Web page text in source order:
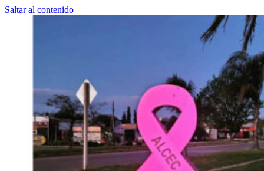
Saltar al contenido